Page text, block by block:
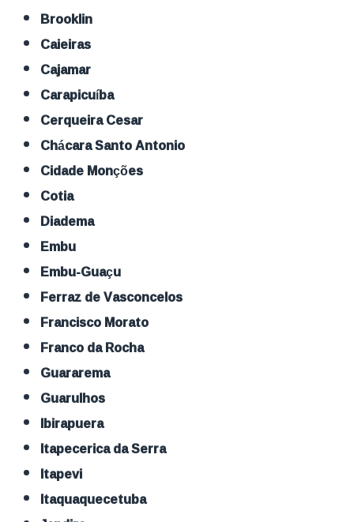
Brooklin
Caieiras
Cajamar
Carapicuíba
Cerqueira Cesar
Chácara Santo Antonio
Cidade Monções
Cotia
Diadema
Embu
Embu-Guaçu
Ferraz de Vasconcelos
Francisco Morato
Franco da Rocha
Guararema
Guarulhos
Ibirapuera
Itapecerica da Serra
Itapevi
Itaquaquecetuba